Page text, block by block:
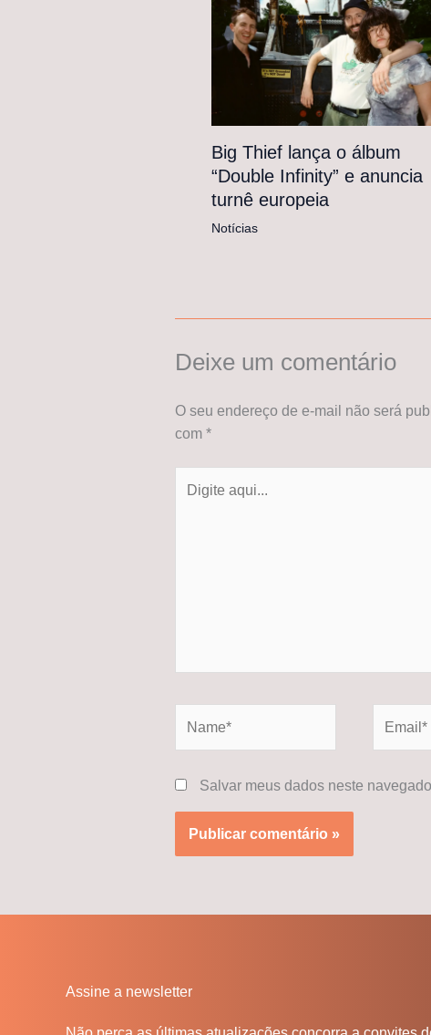
Big Thief lança o álbum
“Double Infinity” e anuncia
turnê europeia
Notícias
Deixe um comentário
O seu endereço de e-mail não será
com *
aqui...
Salvar meus dados neste
Assine a newsletter